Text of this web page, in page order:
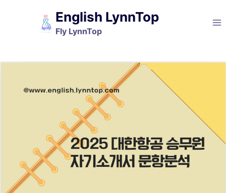
English LynnTop
Fly LynnTop